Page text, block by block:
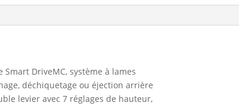
DriveMC, système à lames
déchiquetage ou éjection arrière
levier avec 7 réglages de hauteur,